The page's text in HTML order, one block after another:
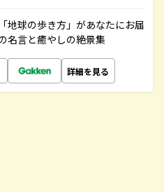
地球の歩き方」があなたにお届
名言と癒やしの絶景集
詳細を見る